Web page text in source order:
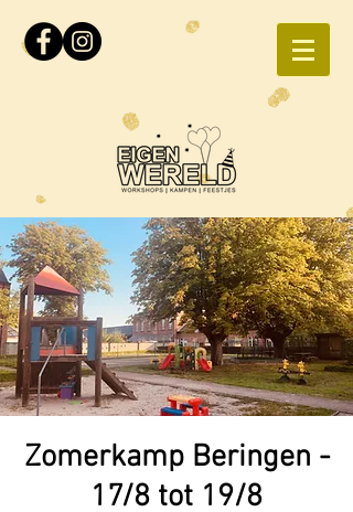
Zomerkamp Beringen -
17/8 tot 19/8